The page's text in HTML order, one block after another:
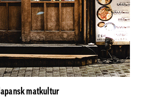
Japansk matkultur